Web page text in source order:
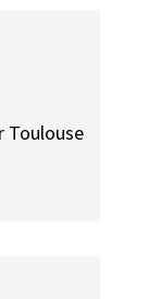
Toulouse